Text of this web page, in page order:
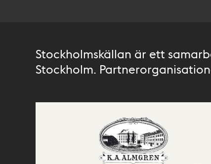
Stockholmskällan är ett
Stockholm.